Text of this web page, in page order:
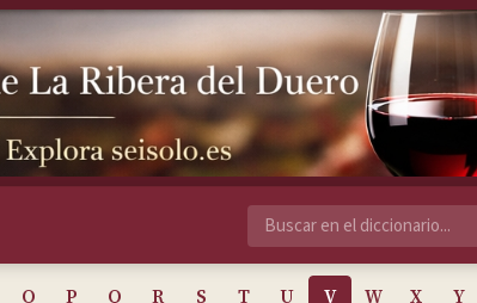
O P Q R S T U V W X Y